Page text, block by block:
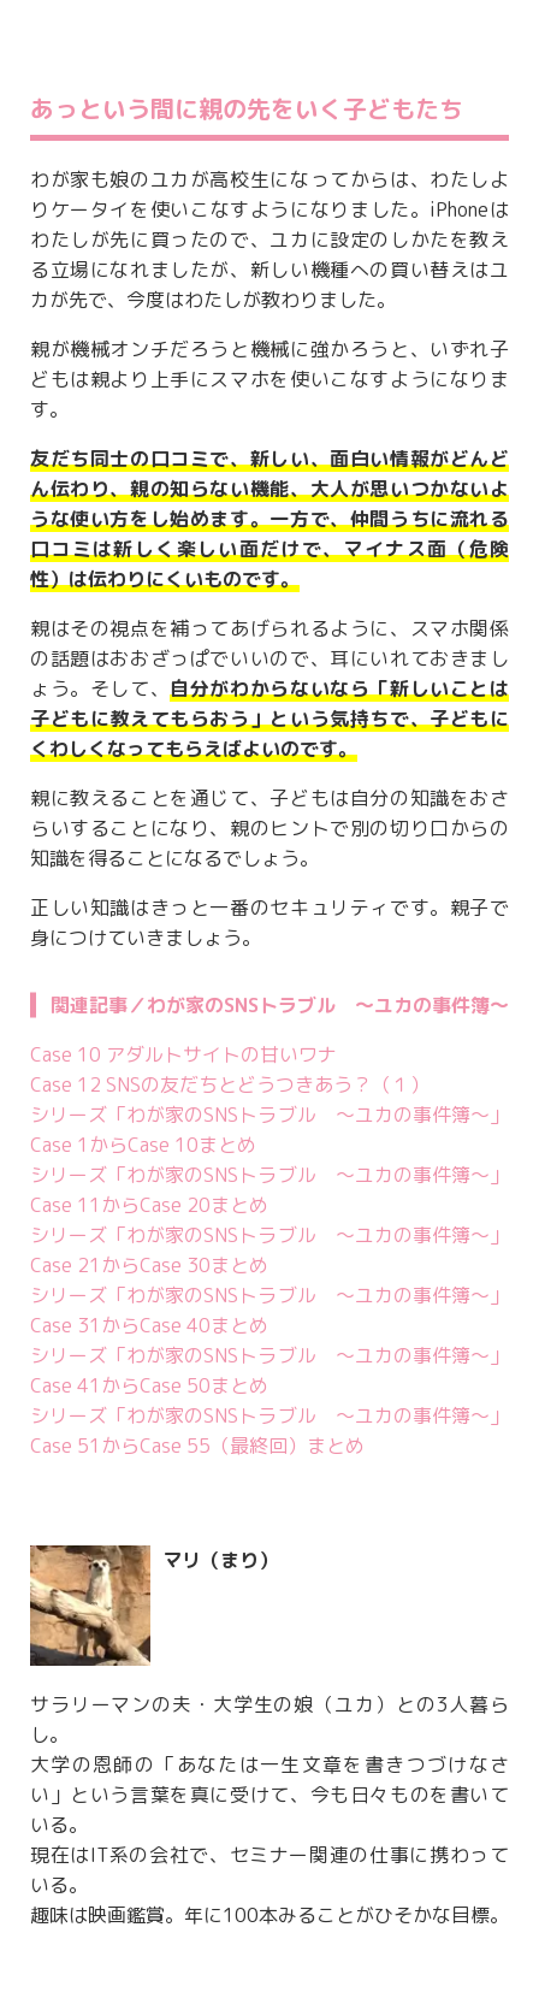
あっという間に親の先をいく子どもたち
わが家も娘のユカが高校生になってからは、わたしよ
りケータイを使いこなすようになりました。iPhoneは
わたしが先に買ったので、ユカに設定のしかたを教え
る立場になれましたが、新しい機種への買い替えはユ
カが先で、今度はわたしが教わりました。
親が機械オンチだろうと機械に強かろうと、いずれ子
どもは親より上手にスマホを使いこなすようになりま
す。
友だち同士の口コミで、新しい、面白い情報がどんど
ん伝わり、親の知らない機能、大人が思いつかないよ
うな使い方をし始めます。一方で、仲間うちに流れる
口コミは新しく楽しい面だけで、マイナス面（危険
性）は伝わりにくいものです。
親はその視点を補ってあげられるように、スマホ関係
の話題はおおざっぱでいいので、耳にいれておきまし
ょう。そして、自分がわからないなら「新しいことは
子どもに教えてもらおう」という気持ちで、子どもに
くわしくなってもらえばよいのです。
親に教えることを通じて、子どもは自分の知識をおさ
らいすることになり、親のヒントで別の切り口からの
知識を得ることになるでしょう。
正しい知識はきっと一番のセキュリティです。親子で
身につけていきましょう。
関連記事／わが家のSNSトラブル ～ユカの事件簿～
Case 10 アダルトサイトの甘いワナ
Case 12 SNSの友だちとどうつきあう？（１）
シリーズ「わが家のSNSトラブル ～ユカの事件簿～」
Case 1からCase 10まとめ
シリーズ「わが家のSNSトラブル ～ユカの事件簿～」
Case 11からCase 20まとめ
シリーズ「わが家のSNSトラブル ～ユカの事件簿～」
Case 21からCase 30まとめ
シリーズ「わが家のSNSトラブル ～ユカの事件簿～」
Case 31からCase 40まとめ
シリーズ「わが家のSNSトラブル ～ユカの事件簿～」
Case 41からCase 50まとめ
シリーズ「わが家のSNSトラブル ～ユカの事件簿～」
Case 51からCase 55（最終回）まとめ
マリ（まり）
サラリーマンの夫・大学生の娘（ユカ）との3人暮ら
し。
大学の恩師の「あなたは一生文章を書きつづけなさ
い」という言葉を真に受けて、今も日々ものを書いて
いる。
現在はIT系の会社で、セミナー関連の仕事に携わって
いる。
趣味は映画鑑賞。年に100本みることがひそかな目標。